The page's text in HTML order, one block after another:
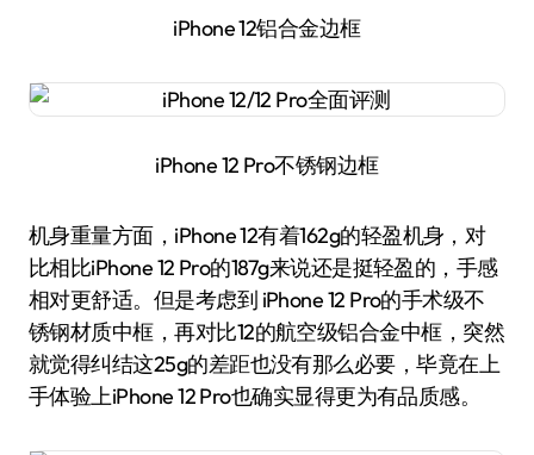
iPhone 12铝合金边框
iPhone 12 Pro不锈钢边框
机身重量方面，iPhone 12有着162g的轻盈机身，对
比相比iPhone 12 Pro的187g来说还是挺轻盈的，手感
相对更舒适。但是考虑到 iPhone 12 Pro的手术级不
锈钢材质中框，再对比12的航空级铝合金中框，突然
就觉得纠结这25g的差距也没有那么必要，毕竟在上
手体验上iPhone 12 Pro也确实显得更为有品质感。